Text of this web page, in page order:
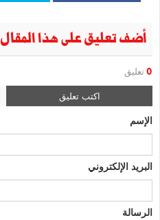
أضف تعليق على هذا المقال
0 تعليق
اكتب تعليق
الإسم
البريد الإلكتروني
الرسالة